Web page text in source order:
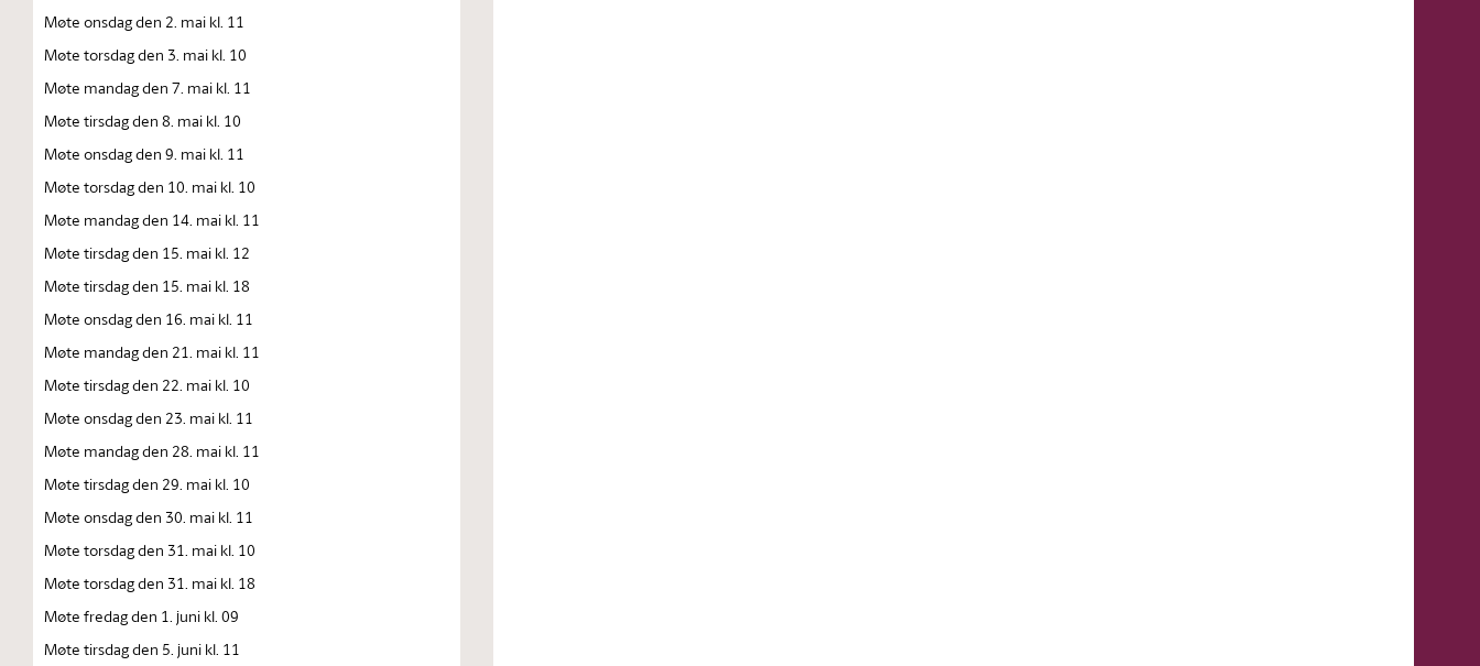
Møte onsdag den 2. mai kl. 11
Møte torsdag den 3. mai kl. 10
Møte mandag den 7. mai kl. 11
Møte tirsdag den 8. mai kl. 10
Møte onsdag den 9. mai kl. 11
Møte torsdag den 10. mai kl. 10
Møte mandag den 14. mai kl. 11
Møte tirsdag den 15. mai kl. 12
Møte tirsdag den 15. mai kl. 18
Møte onsdag den 16. mai kl. 11
Møte mandag den 21. mai kl. 11
Møte tirsdag den 22. mai kl. 10
Møte onsdag den 23. mai kl. 11
Møte mandag den 28. mai kl. 11
Møte tirsdag den 29. mai kl. 10
Møte onsdag den 30. mai kl. 11
Møte torsdag den 31. mai kl. 10
Møte torsdag den 31. mai kl. 18
Møte fredag den 1. juni kl. 09
Møte tirsdag den 5. juni kl. 11